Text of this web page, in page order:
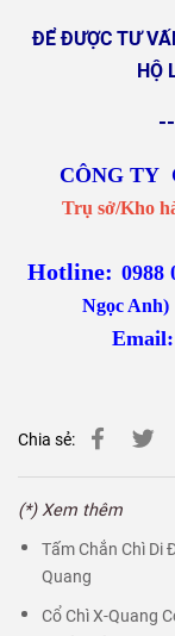
ĐỂ ĐƯỢC TƯ
HỘ
CÔNG TY
Trụ sở/Kho
Hotline: 0988
Ngọc Anh)
Email:
Chia sẻ:
(*) Xem thêm
Tấm Chắn Chì Di
Quang
Cổ Chì X-Quang